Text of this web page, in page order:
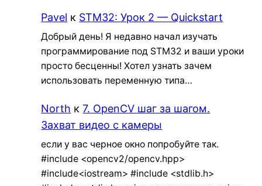
Pavel к STM32: Урок 2 — Quickstart
Добрый день! Я недавно начал изучать
программирование под STM32 и ваши уроки
просто бесценны! Хотел узнать зачем
использовать переменную типа…
North к7. OpenCV шаг за шагом.
Захват видео с камеры
если у вас черное окно попробуйте так.
#include <opencv2/opencv.hpp>
#include<iostream> #include <stdlib.h>